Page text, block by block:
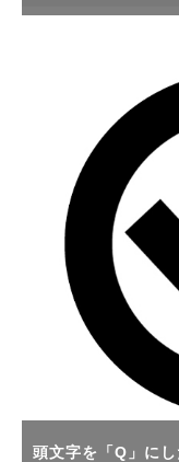
頭文字を「Q」にし